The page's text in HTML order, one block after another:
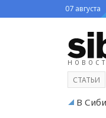
07 августа
СТАТЬИ
В